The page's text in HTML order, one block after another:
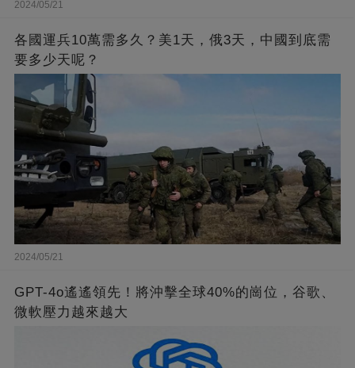
2024/05/21
各國運兵10萬需多久？美1天，俄3天，中國到底需
要多少天呢？
2024/05/21
GPT-4o遙遙領先！將沖擊全球40%的崗位，谷歌、
微軟壓力越來越大